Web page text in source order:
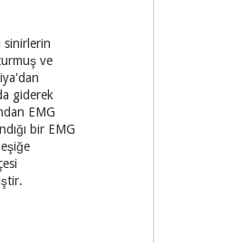
sinirlerin
ve
giderek
EMG
bir EMG